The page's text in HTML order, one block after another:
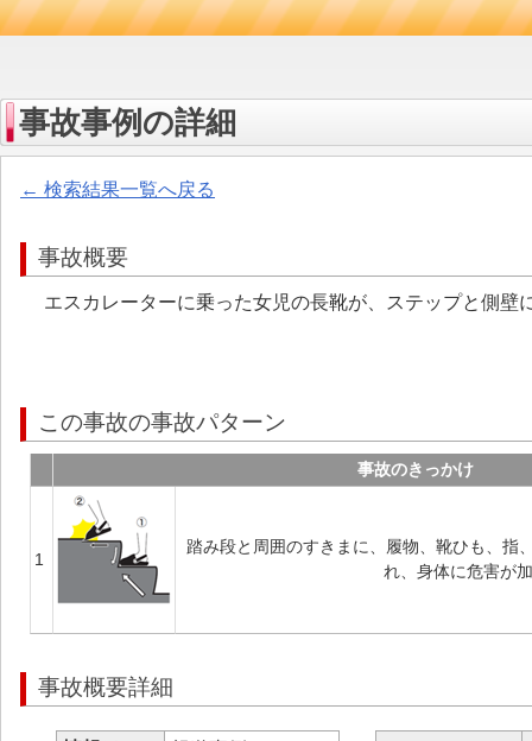
事故事例の詳細
← 検索結果一覧へ戻る
事故概要
エスカレーターに乗った女児の長靴が、ステップと側
この事故の事故パターン
事故のきっかけ
1
踏み段と周囲のすきまに、履物、靴ひも、指
れ、身体に危害が
事故概要詳細